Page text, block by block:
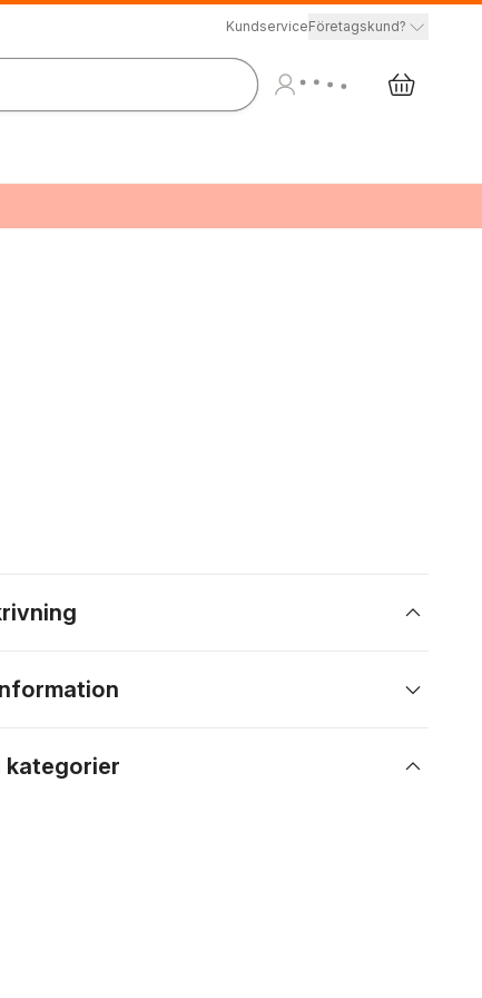
KundserviceFöretagskund?
kategorier